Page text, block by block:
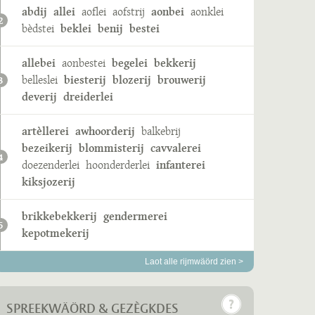
abdij allei aoflei aofstrij aonbei aonklei
bèdstei beklei benij bestei
allebei aonbestei begelei bekkerij
belleslei biesterij blozerij brouwerij
deverij dreiderlei
artèllerei awhoorderij balkebrij
bezeikerij blommisterij cavvalerei
doezenderlei hoonderderlei infanterei
kiksjozerij
brikkebekkerij gendermerei
kepotmekerij
Laot alle rijmwäörd zien >
SPREEKWÄÖRD & GEZÈGKDES